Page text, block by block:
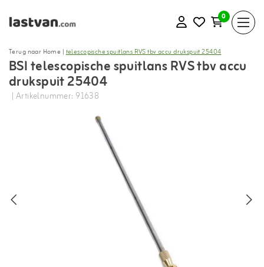
0
Terug naar Home |telescopische spuitlans RVS tbv accu drukspuit 25404
BSI telescopische spuitlans RVS tbv accu
drukspuit 25404
| Artikelnummer: 91638